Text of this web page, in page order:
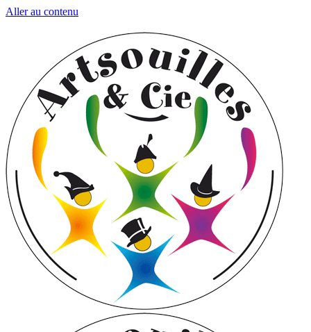
Aller au contenu